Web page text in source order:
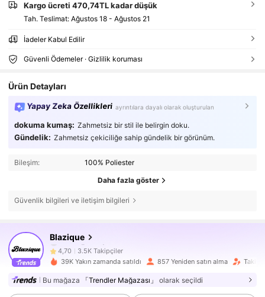
Kargo ücreti 470,74TL kadar düşük
Tah. Teslimat: Ağustos 18 - Ağustos 21
İadeler Kabul Edilir
Güvenli Ödemeler · Gizlilik koruması
Ürün Detayları
Yapay Zeka Özellikleri ayrıntılara dayalı olarak oluşturulan
dokuma kumaş: Zahmetsiz bir stil ile belirgin doku.
Gündelik: Zahmetsiz çekiciliğe sahip gündelik bir görünüm.
Bileşim: 100% Poliester
Daha fazla göster
Güvenlik bilgileri ve iletişim bilgileri
Blazique
4,70 3.5K Takipçiler
4,70 3.5K Takipçiler
39K Yakın zamanda satıldı 857 Yeniden satın alma
Bu mağaza 「Trendler Mağazası」 olarak seçildi